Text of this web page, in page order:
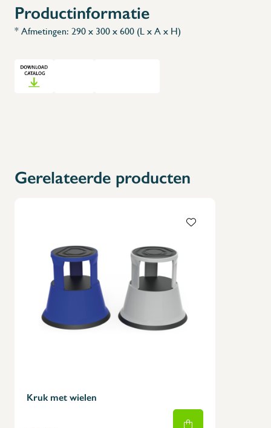
Productinformatie
* Afmetingen: 290 x 300 x 600 (L x A x H)
Gerelateerde producten
Kruk met wielen